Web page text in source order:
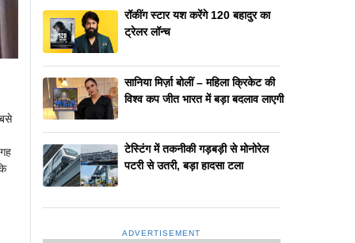
रॉकींग स्टार यश करेंगे 120 बहादुर का
ट्रेलर लॉन्च
सानिया मिर्ज़ा बोलीं – महिला क्रिकेट की
विश्व कप जीत भारत में बड़ा बदलाव लाएगी
टेस्टिंग में तकनीकी गड़बड़ी से मोनोरेल
पटरी से उतरी, बड़ा हादसा टला
ADVERTISEMENT